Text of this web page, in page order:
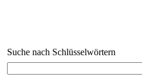
Suche nach Schlüsselwörtern